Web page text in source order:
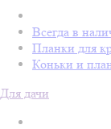
Всегда в
Планки для
Коньки и
Для дачи